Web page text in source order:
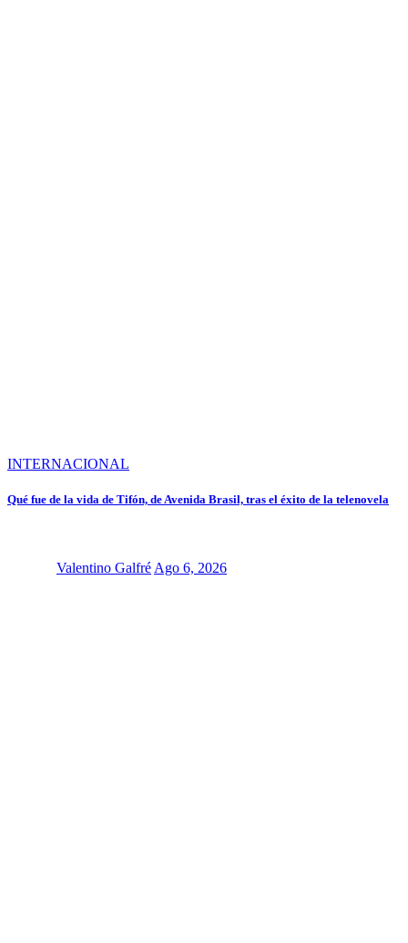
INTERNACIONAL
Qué fue de la vida de Tifón, de Avenida Brasil, tras el éxito de la telenovela
Valentino Galfré Ago 6, 2026